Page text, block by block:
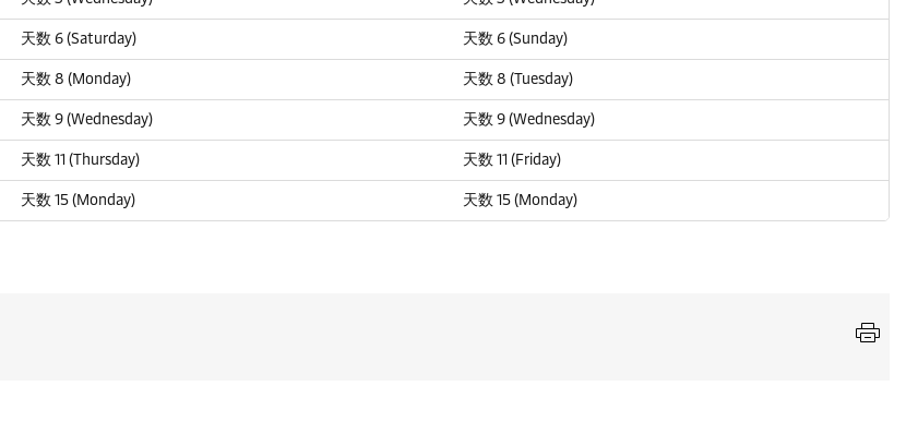
天数 6 (Saturday) 天数 6 (Sunday)
天数 8 (Monday) 天数 8 (Tuesday)
天数 9 (Wednesday) 天数 9 (Wednesday)
天数 11 (Thursday) 天数 11 (Friday)
天数 15 (Monday) 天数 15 (Monday)